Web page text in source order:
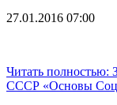
27.01.2016 07:00
Читать полностью:
СССР «Основы